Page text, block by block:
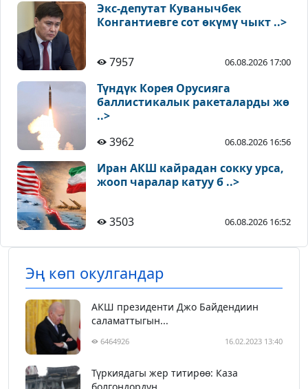
Экс-депутат Куванычбек
Конгантиевге сот өкүмү чыкт ..>
7957 06.08.2026 17:00
Түндүк Корея Орусияга
баллистикалык ракеталарды жө
..>
3962
06.08.2026 16:56
Иран АКШ кайрадан сокку урса,
жооп чаралар катуу б ..>
3503 06.08.2026 16:52
Эң көп окулгандар
АКШ президенти Джо Байдендиин
саламаттыгын...
6464926 16.02.2023 13:40
Түркиядагы жер титирөө: Каза